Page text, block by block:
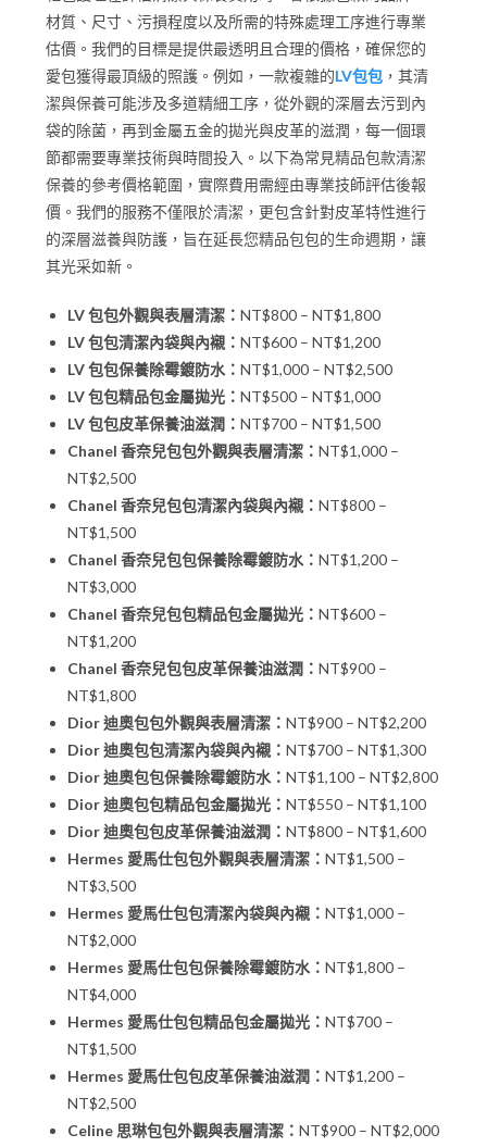
材質、尺寸、污損程度以及所需的特殊處理工序進行專業
估價。我們的目標是提供最透明且合理的價格，確保您的
愛包獲得最頂級的照護。例如，一款複雜的LV包包 ，其清
潔與保養可能涉及多道精細工序，從外觀的深層去污到內
袋的除菌，再到金屬五金的拋光與皮革的滋潤，每一個環
節都需要專業技術與時間投入。以下為常見精品包款清潔
保養的參考價格範圍，實際費用需經由專業技師評估後報
價。我們的服務不僅限於清潔，更包含針對皮革特性進行
的深層滋養與防護，旨在延長您精品包包的生命週期，讓
其光采如新。
LV 包包外觀與表層清潔：NT$800 – NT$1,800
LV 包包清潔內袋與內襯：NT$600 – NT$1,200
LV 包包保養除霉鍍防水：NT$1,000 – NT$2,500
LV 包包精品包金屬拋光：NT$500 – NT$1,000
LV 包包皮革保養油滋潤：NT$700 – NT$1,500
Chanel 香奈兒包包外觀與表層清潔：NT$1,000 –
NT$2,500
Chanel 香奈兒包包清潔內袋與內襯：NT$800 –
NT$1,500
Chanel 香奈兒包包保養除霉鍍防水：NT$1,200 –
NT$3,000
Chanel 香奈兒包包精品包金屬拋光：NT$600 –
NT$1,200
Chanel 香奈兒包包皮革保養油滋潤：NT$900 –
NT$1,800
Dior 迪奧包包外觀與表層清潔：NT$900 – NT$2,200
Dior 迪奧包包清潔內袋與內襯：NT$700 – NT$1,300
Dior 迪奧包包保養除霉鍍防水：NT$1,100 – NT$2,800
Dior 迪奧包包精品包金屬拋光：NT$550 – NT$1,100
Dior 迪奧包包皮革保養油滋潤：NT$800 – NT$1,600
Hermes 愛馬仕包包外觀與表層清潔：NT$1,500 –
NT$3,500
Hermes 愛馬仕包包清潔內袋與內襯：NT$1,000 –
NT$2,000
Hermes 愛馬仕包包保養除霉鍍防水：NT$1,800 –
NT$4,000
Hermes 愛馬仕包包精品包金屬拋光：NT$700 –
NT$1,500
Hermes 愛馬仕包包皮革保養油滋潤：NT$1,200 –
NT$2,500
Celine 思琳包包外觀與表層清潔：NT$900 – NT$2,000